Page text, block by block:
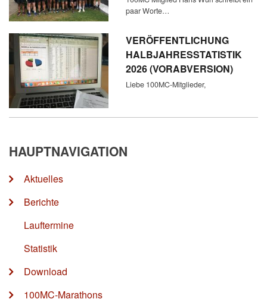
paar Worte…
VERÖFFENTLICHUNG
HALBJAHRESSTATISTIK
2026 (VORABVERSION)
Liebe 100MC-Mitglieder,
HAUPTNAVIGATION
Aktuelles
Berichte
Lauftermine
Statistik
Download
100MC-Marathons